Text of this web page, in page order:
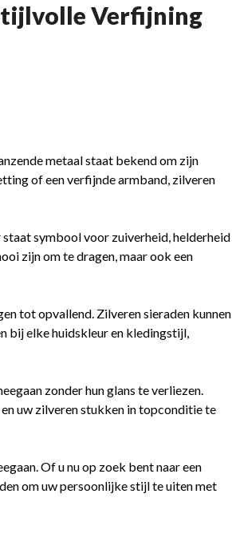
Verfijning
metaal staat bekend om zijn
of een verfijnde armband, zilveren
symbool voor zuiverheid, helderheid
zijn om te dragen, maar ook een
tot opvallend. Zilveren sieraden kunnen
bij elke huidskleur en kledingstijl,
zonder hun glans te verliezen.
uw zilveren stukken in topconditie te
Of u nu op zoek bent naar een
om uw persoonlijke stijl te uiten met